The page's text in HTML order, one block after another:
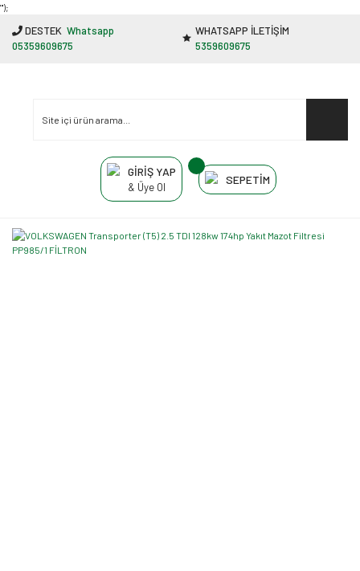
"');
DESTEK Whatsapp
05359609675
WHATSAPP İLETİŞİM
5359609675
GİRİŞ YAP
& Üye Ol
SEPETİM